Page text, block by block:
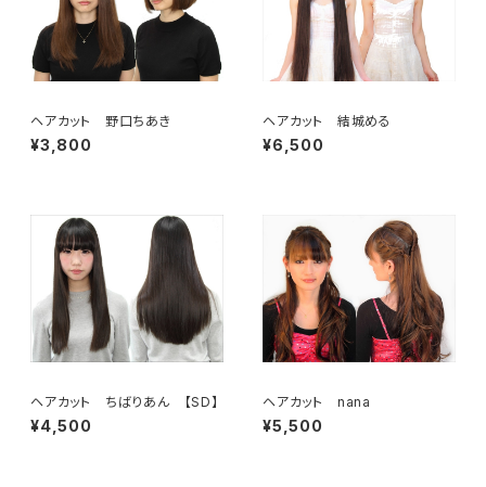
ヘアカット 野口ちあき
¥3,800
ヘアカット 結城める
¥6,500
ヘアカット ちばりあん 【SD】
¥4,500
ヘアカット nana
¥5,500